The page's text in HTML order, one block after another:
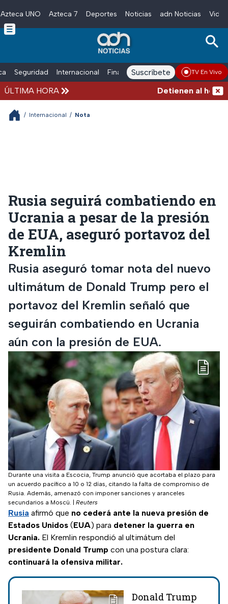
Skip to main content
Azteca UNO Azteca 7 Deportes Noticias adn Noticias
Seguridad Internacional Finanzas adn Noticias Radio
Suscríbete TV En Vivo
ÚLTIMA HORA Detienen al hombre
/ Internacional / Nota
Rusia seguirá combatiendo en
Ucrania a pesar de la presión
de EUA, aseguró portavoz del
Kremlin
Rusia aseguró tomar nota del nuevo
ultimátum de Donald Trump pero el
portavoz del Kremlin señaló que
seguirán combatiendo en Ucrania
aún con la presión de EUA.
Durante una visita a Escocia, Trump anunció que acortaba el plazo para
un acuerdo pacífico a 10 o 12 días, citando la falta de compromiso de
Rusia. Además, amenazó con imponer sanciones y aranceles
secundarios a Moscú.
Reuters
Rusia afirmó que no cederá ante la nueva presión de
Estados Unidos (EUA) para detener la guerra en
Ucrania. El Kremlin respondió al ultimátum del
presidente Donald Trump con una postura clara:
continuará la ofensiva militar.
Donald Trump